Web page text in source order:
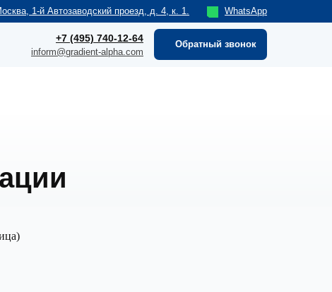
Обратный звонок
inform@gradient-alpha.com
+7 (495) 740-12-64
1-й Автозаводский проезд, д. 4, к. 1. WhatsApp